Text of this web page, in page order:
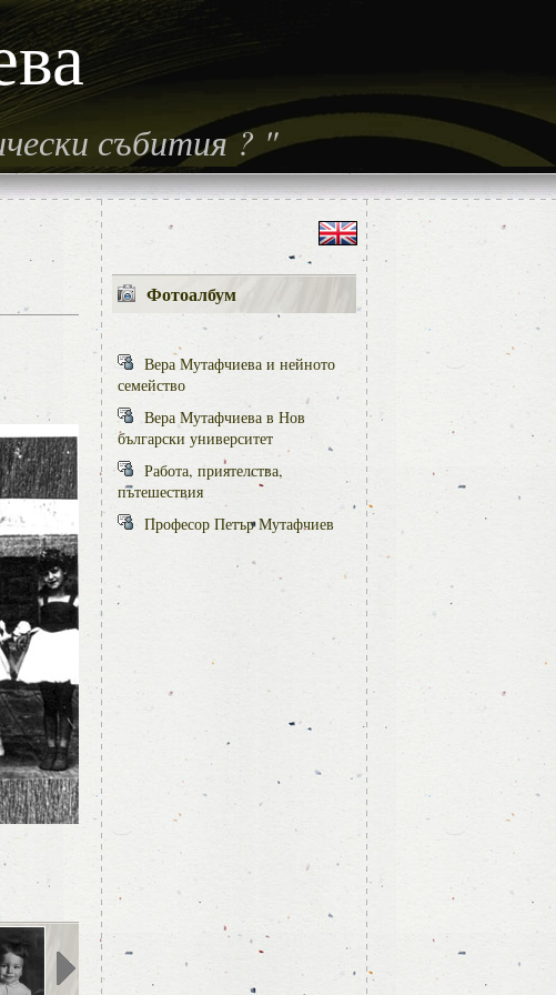
събития?"
Фотоалбум
Вера Мутафчиева и нейното
семейство
Вера Мутафчиева в Нов
български университет
Работа, приятелства,
пътешествия
Професор Петър Мутафчиев